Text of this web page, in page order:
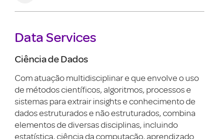
Data Services
Ciência de Dados
Com atuação multidisciplinar e que envolve o uso
de métodos científicos, algoritmos, processos e
sistemas para extrair insights e conhecimento de
dados estruturados e não estruturados, combina
elementos de diversas disciplinas, incluindo
estatística, ciência da computação, aprendizado